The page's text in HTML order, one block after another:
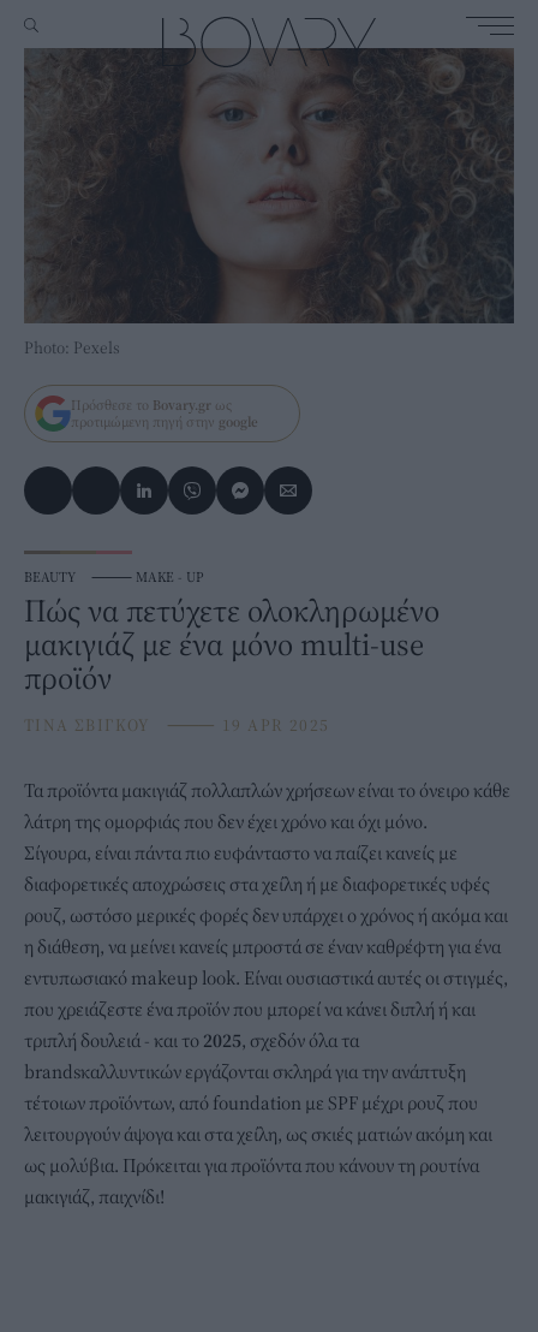
Photo: Pexels
Πρόσθεσε το Bovary.gr ως
προτιμώμενη πηγή στην google
BEAUTY ⸻ MAKE - UP
Πώς να πετύχετε ολοκληρωμένο
μακιγιάζ με ένα μόνο multi-use
προϊόν
ΤΙΝΑ ΣΒΙΓΚΟΥ ⸻ 19 APR 2025
Τα προϊόντα μακιγιάζ πολλαπλών χρήσεων είναι το όνειρο κάθε
λάτρη της ομορφιάς που δεν έχει χρόνο και όχι μόνο.
Σίγουρα, είναι πάντα πιο ευφάνταστο να παίζει κανείς με
διαφορετικές αποχρώσεις στα χείλη ή με διαφορετικές υφές
ρουζ, ωστόσο μερικές φορές δεν υπάρχει ο χρόνος ή ακόμα και
η διάθεση, να μείνει κανείς μπροστά σε έναν καθρέφτη για ένα
εντυπωσιακό makeup look. Είναι ουσιαστικά αυτές οι στιγμές,
που χρειάζεστε ένα προϊόν που μπορεί να κάνει διπλή ή και
τριπλή δουλειά - και το 2025, σχεδόν όλα τα
brandsκαλλυντικών εργάζονται σκληρά για την ανάπτυξη
τέτοιων προϊόντων, από foundation με SPF μέχρι ρουζ που
λειτουργούν άψογα και στα χείλη, ως σκιές ματιών ακόμη και
ως μολύβια. Πρόκειται για προϊόντα που κάνουν τη ρουτίνα
μακιγιάζ, παιχνίδι!